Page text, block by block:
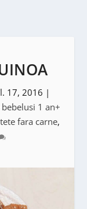
17, 2016 |
bebelusi 1 an+
fara carne,